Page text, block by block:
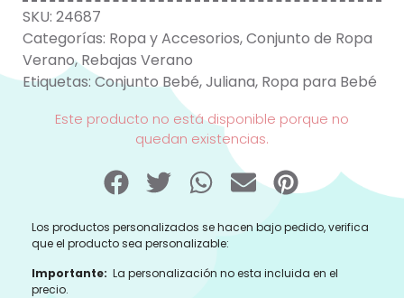
SKU: 24687
Categorías: Ropa y Accesorios,Conjunto de Ropa
Verano,Rebajas Verano
Etiquetas: Conjunto Bebé,Juliana, Ropa para Bebé
Este producto no está disponible porque no
quedan existencias.
Los productos personalizados se hacen bajo pedido, verifica
que el producto sea personalizable:
Importante: La personalización no esta incluida en el
precio.